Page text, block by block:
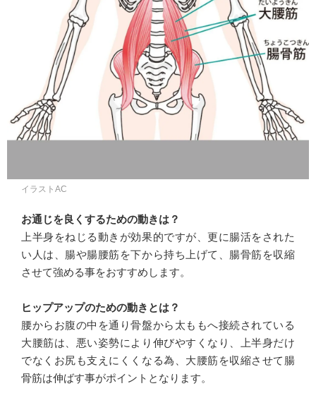
イラストAC
お通じを良くするための動きは？
上半身をねじる動きが効果的ですが、更に腸活をされた
い人は、腸や腸腰筋を下から持ち上げて、腸骨筋を収縮
させて強める事をおすすめします。
ヒップアップのための動きとは？
腰からお腹の中を通り骨盤から太ももへ接続されている
大腰筋は、悪い姿勢により伸びやすくなり、上半身だけ
でなくお尻も支えにくくなる為、大腰筋を収縮させて腸
骨筋は伸ばす事がポイントとなります。